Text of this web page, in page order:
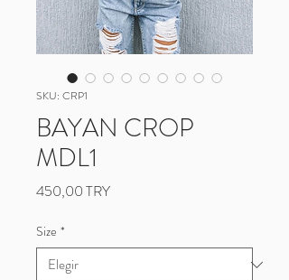
SKU: CRP1
BAYAN CROP
MDL1
450,00 TRYPrecio
Size *